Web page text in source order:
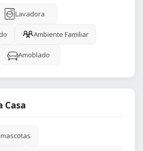
Lavadora
Ambiente Familiar
Amoblado
Casa